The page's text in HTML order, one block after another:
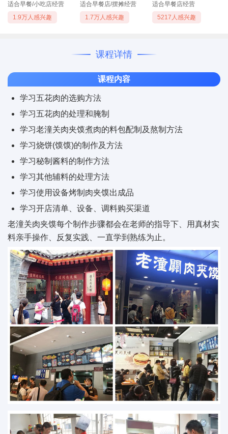
适合早餐/小吃店经营
1.9万人感兴趣
适合早餐店/摆摊经营
1.7万人感兴趣
适合早餐店经营
5217人感兴趣
课程详情
课程内容
学习五花肉的选购方法
学习五花肉的处理和腌制
学习老潼关肉夹馍煮肉的料包配制及熬制方法
学习烧饼(馍馍)的制作及方法
学习秘制酱料的制作方法
学习其他辅料的处理方法
学习使用设备烤制肉夹馍出成品
学习开店清单、设备、调料购买渠道
老潼关肉夹馍每个制作步骤都会在老师的指导下、用真材实
料亲手操作、反复实践、一直学到熟练为止。